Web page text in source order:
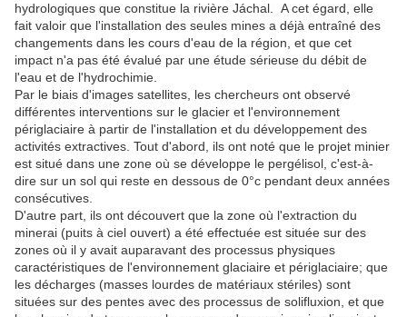
hydrologiques que constitue la rivière Jáchal. A cet égard, elle
fait valoir que l'installation des seules mines a déjà entraîné des
changements dans les cours d'eau de la région, et que cet
impact n'a pas été évalué par une étude sérieuse du débit de
l'eau et de l'hydrochimie.
Par le biais d'images satellites, les chercheurs ont observé
différentes interventions sur le glacier et l'environnement
périglaciaire à partir de l'installation et du développement des
activités extractives. Tout d'abord, ils ont noté que le projet minier
est situé dans une zone où se développe le pergélisol, c'est-à-
dire sur un sol qui reste en dessous de 0°c pendant deux années
consécutives.
D'autre part, ils ont découvert que la zone où l'extraction du
minerai (puits à ciel ouvert) a été effectuée est située sur des
zones où il y avait auparavant des processus physiques
caractéristiques de l'environnement glaciaire et périglaciaire; que
les décharges (masses lourdes de matériaux stériles) sont
situées sur des pentes avec des processus de solifluxion, et que